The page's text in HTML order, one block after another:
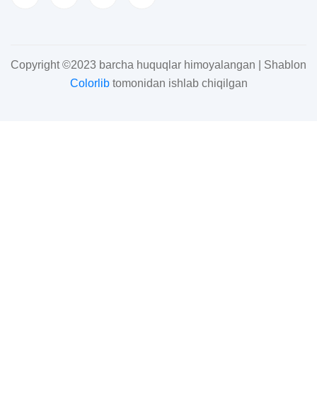
Copyright ©2023 barcha huquqlar himoyalangan | Shablon
Colorlibtomonidan ishlab chiqilgan